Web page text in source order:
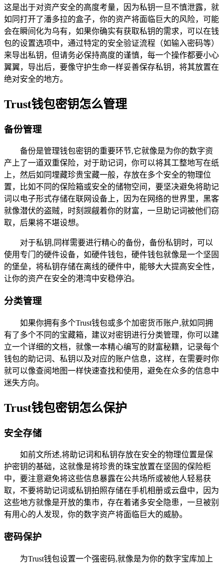
这是出于对资产安全的高度考量，因为私钥一旦不慎泄露，就
如同打开了潘多拉的盒子，你的资产将面临巨大的风险，可能
会在瞬间化为乌有，如果你确实有获取私钥的需求，可以在钱
包的设置选项中，通过特定的安全验证流程（如输入密码等）
来导出私钥，但请务必保持高度的谨慎，每一个操作都要小心
翼翼，导出后，要像守护生命一样妥善保存私钥，将其放置在
绝对安全的地方。
Trust钱包密钥怎么管理
备份管理
备份是管理钱包密钥的重要环节,它就像是为你的数字资
产上了一道双重保险，对于助记词，你可以将其工整地写在纸
上，然后如同埋藏珍贵宝藏一般，存放在多个安全的物理位
置，比如不同的保险箱或安全的储物空间，要坚决避免将助记
词以电子形式存储在联网设备上，因为在网络的世界里，黑客
就像潜伏的盗贼，时刻觊觎着你的财富，一旦助记词被他们窃
取，后果将不堪设想。
对于私钥,同样需要进行精心的备份，备份私钥时，可以
使用专门的硬件设备，如硬件钱包，硬件钱包就像是一个坚固
的堡垒，将私钥存储在离线的硬件中，能够大大提高安全性，
让你的资产在安全的港湾中安稳停泊。
分类管理
如果你拥有多个Trust钱包或多个加密货币账户,就如同拥
有了多个不同的宝藏箱，建议对密钥进行分类管理，你可以建
立一个详细的文档，就像一本精心编写的财富秘籍，记录每个
钱包的助记词、私钥以及对应的账户信息，这样，在需要时你
就可以像查阅地图一样快速查找和使用，避免在众多的信息中
迷失方向。
Trust钱包密钥怎么保护
安全存储
如前文所述,将助记词和私钥存放在安全的物理位置是保
护密钥的基础，这就像是将珍贵的珠宝放置在坚固的保险柜
中，要注意避免将这些信息暴露在公共场所或被他人轻易获
取，不要将助记词或私钥拍照存储在手机相册或云盘中，因为
这些地方就像是开放的集市，存在着诸多安全隐患，一旦被别
有用心的人发现，你的数字资产将面临巨大的威胁。
密码保护
为Trust钱包设置一个强密码,就像是为你的数字宝库加上